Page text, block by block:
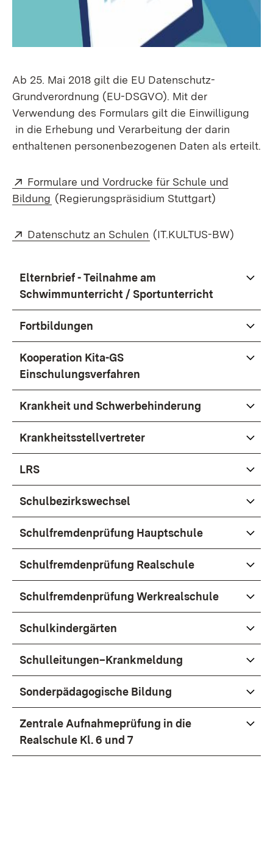
Ab 25. Mai 2018 gilt die EU Datenschutz-
Grundverordnung (EU-DSGVO). Mit der
Verwendung des Formulars gilt die Einwilligung
in die Erhebung und Verarbeitung der darin
enthaltenen personenbezogenen Daten als erteilt.
Extern:
Formulare und Vordrucke für Schule und
Bildung (Öffnet in neuem Fenster)
(Regierungspräsidium Stuttgart)
Extern:
Datenschutz an Schulen (Öffnet in neuem
(IT.KULTUS-BW)
Elternbrief - Teilnahme am
Schwimmunterricht / Sportunterricht
Fortbildungen
Kooperation Kita-GS
Einschulungsverfahren
Krankheit und Schwerbehinderung
Krankheitsstellvertreter
LRS
Schulbezirkswechsel
Schulfremdenprüfung Hauptschule
Schulfremdenprüfung Realschule
Schulfremdenprüfung Werkrealschule
Schulkindergärten
Schulleitungen–Krankmeldung
Sonderpädagogische Bildung
Zentrale Aufnahmeprüfung in die
Realschule Kl. 6 und 7